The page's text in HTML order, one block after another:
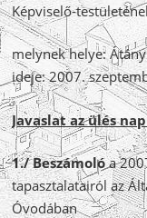
Képviselő-
melynek helye:
ideje: 2007.
Javaslat az ülés
1./ Beszámolóa
tapasztalatairól az
Óvodában